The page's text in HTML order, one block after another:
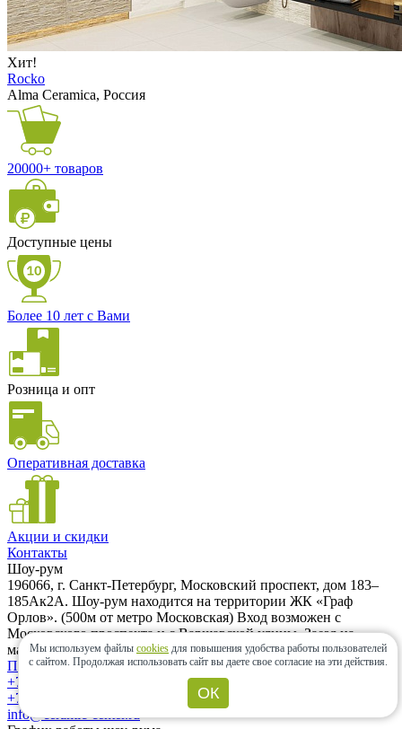
Хит!
Rocko
Alma Ceramica, Россия
20000+ товаров
Доступные цены
Более 10 лет с Вами
Розница и опт
Оперативная доставка
Акции и скидки
Контакты
Шоу-рум
196066, г. Санкт-Петербург, Московский проспект, дом 183–
185Ак2А. Шоу-рум находится на территории ЖК «Граф
Орлов». (500м от метро Московская) Вход возможен с
Московского проспекта и с Варшавской улицы. Заезд на
машине только с Варшавской улицы.
Проложить маршрут
+7 (962) 343-21-12
+7 (812) 985-58-85
info@ceramic-center.ru
Мы используем файлы cookies для повышения удобства работы пользователей
с сайтом. Продолжая использовать сайт вы даете свое согласие на эти действия.
ОК